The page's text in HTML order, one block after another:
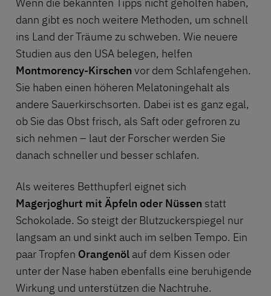
Wenn die bekannten Tipps nicht geholfen haben,
dann gibt es noch weitere Methoden, um schnell
ins Land der Träume zu schweben. Wie neuere
Studien aus den USA belegen, helfen
Montmorency-Kirschen vor dem Schlafengehen.
Sie haben einen höheren Melatoningehalt als
andere Sauerkirschsorten. Dabei ist es ganz egal,
ob Sie das Obst frisch, als Saft oder gefroren zu
sich nehmen – laut der Forscher werden Sie
danach schneller und besser schlafen.
Als weiteres Betthupferl eignet sich
Magerjoghurt mit Äpfeln oder Nüssen statt
Schokolade. So steigt der Blutzuckerspiegel nur
langsam an und sinkt auch im selben Tempo. Ein
paar Tropfen Orangenöl auf dem Kissen oder
unter der Nase haben ebenfalls eine beruhigende
Wirkung und unterstützen die Nachtruhe.